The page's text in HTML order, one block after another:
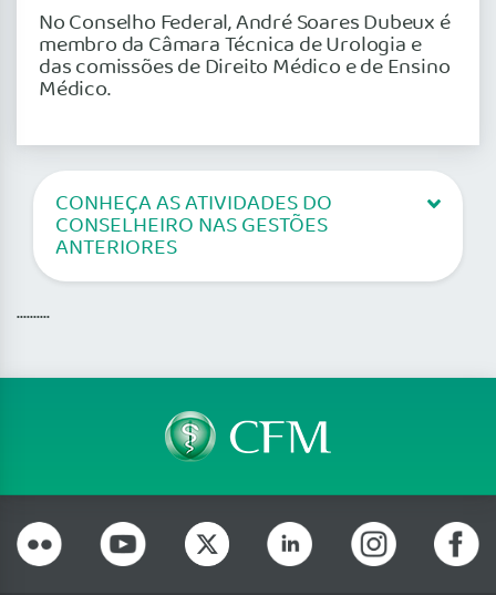
No Conselho Federal, André Soares Dubeux é
membro da Câmara Técnica de Urologia e
das comissões de Direito Médico e de Ensino
Médico.
CONHEÇA AS ATIVIDADES DO
CONSELHEIRO NAS GESTÕES
ANTERIORES
..........